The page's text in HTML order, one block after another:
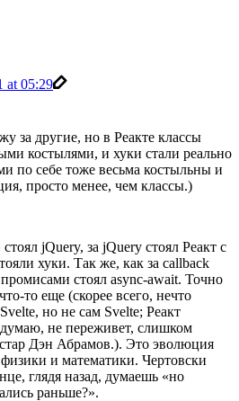
at 05:29
за другие, но в Реакте классы
костылями, и хуки стали реально
по себе тоже весьма костыльны и
просто менее, чем классы.)
jQuery, за jQuery стоял Реакт с
хуки. Так же, как за callback
стоял async-await. Точно
то еще (скорее всего, нечто
но не сам Svelte; Реакт
не переживет, слишком
Дэн Абрамов.). Это эволюция
и математики. Чертовски
глядя назад, думаешь «но
раньше?».